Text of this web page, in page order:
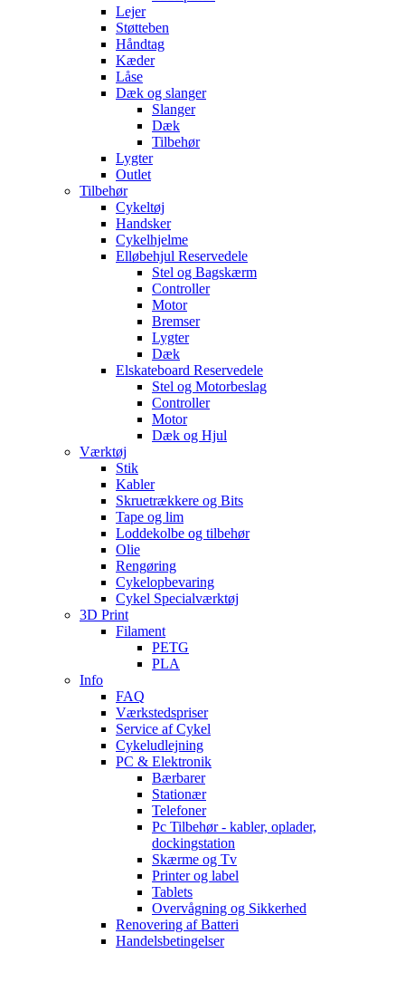
Lejer
Støtteben
Håndtag
Kæder
Låse
Dæk og slanger
Slanger
Dæk
Tilbehør
Lygter
Outlet
Tilbehør
Cykeltøj
Handsker
Cykelhjelme
Elløbehjul Reservedele
Stel og Bagskærm
Controller
Motor
Bremser
Lygter
Dæk
Elskateboard Reservedele
Stel og Motorbeslag
Controller
Motor
Dæk og Hjul
Værktøj
Stik
Kabler
Skruetrækkere og Bits
Tape og lim
Loddekolbe og tilbehør
Olie
Rengøring
Cykelopbevaring
Cykel Specialværktøj
3D Print
Filament
PETG
PLA
Info
FAQ
Værkstedspriser
Service af Cykel
Cykeludlejning
PC & Elektronik
Bærbarer
Stationær
Telefoner
Pc Tilbehør - kabler, oplader,
dockingstation
Skærme og Tv
Printer og label
Tablets
Overvågning og Sikkerhed
Renovering af Batteri
Handelsbetingelser